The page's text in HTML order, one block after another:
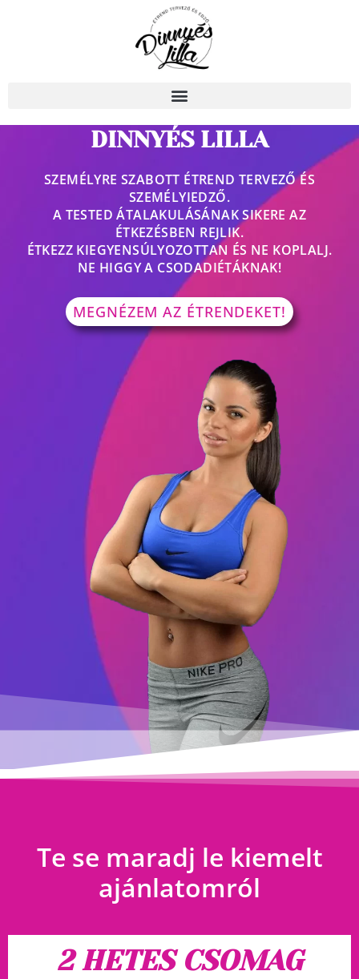
#ZABÁLDMAGADFORMÁBA!
DINNYÉS LILLA
SZEMÉLYRE SZABOTT ÉTREND TERVEZŐ ÉS
SZEMÉLYIEDZŐ.
A TESTED ÁTALAKULÁSÁNAK SIKERE AZ
ÉTKEZÉSBEN REJLIK.
ÉTKEZZ KIEGYENSÚLYOZOTTAN ÉS NE KOPLALJ.
NE HIGGY A CSODADIÉTÁKNAK!
MEGNÉZEM AZ ÉTRENDEKET!
Te se maradj le kiemelt
ajánlatomról
2 HETES CSOMAG